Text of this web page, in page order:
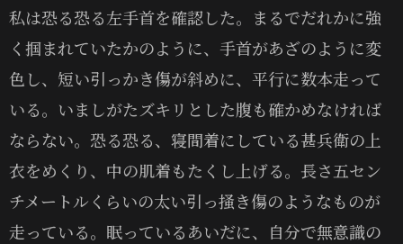
私は恐る恐る左手首を確認した。まるでだれかに強
く掴まれていたかのように、手首があざのように変
色し、短い引っかき傷が斜めに、平行に数本走って
いる。いましがたズキリとした腹も確かめなければ
ならない。恐る恐る、寝間着にしている甚兵衛の上
衣をめくり、中の肌着もたくし上げる。長さ五セン
チメートルくらいの太い引っ掻き傷のようなものが
走っている。眠っているあいだに、自分で無意識の